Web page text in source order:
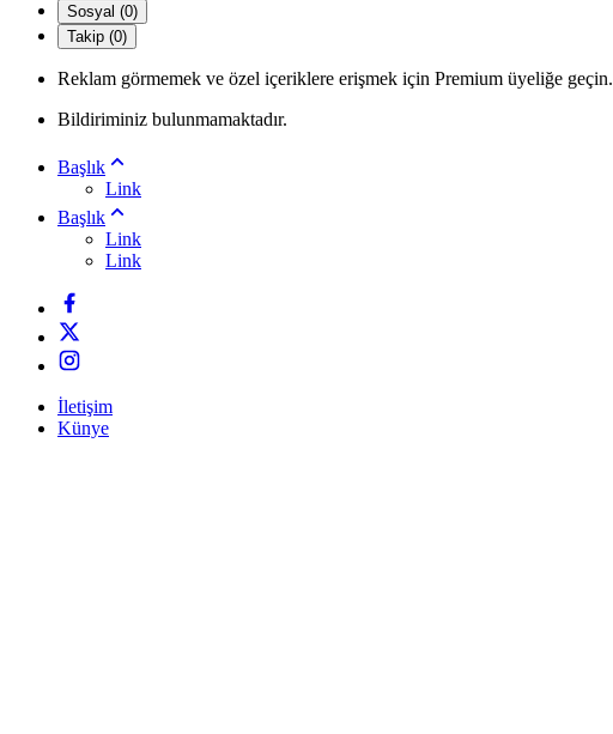
Sosyal (0)
Takip (0)
Reklam görmemek ve özel içeriklere erişmek için Premium üyeliğe geçin.
Bildiriminiz bulunmamaktadır.
Başlık
Link
Başlık
Link
Link
İletişim
Künye